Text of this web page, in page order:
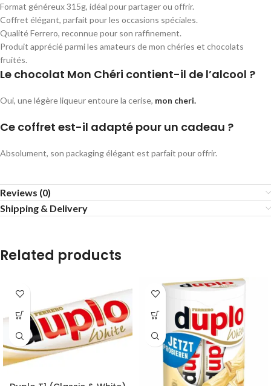
Format généreux 315g, idéal pour partager ou offrir.
Coffret élégant, parfait pour les occasions spéciales.
Qualité Ferrero, reconnue pour son raffinement.
Produit apprécié parmi les amateurs de mon chéries et chocolats
fruités.
Le chocolat Mon Chéri contient-il de l’alcool ?
Oui, une légère liqueur entoure la cerise, mon cheri.
Ce coffret est-il adapté pour un cadeau ?
Absolument, son packaging élégant est parfait pour offrir.
Reviews (0)
Shipping & Delivery
Related products